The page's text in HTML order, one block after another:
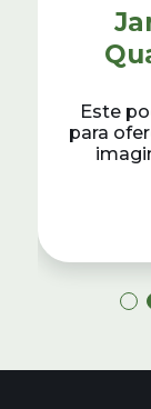
Este
para